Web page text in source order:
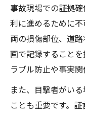
事故現場での証拠
利に進めるために
両の損傷部位、道
画で記録すること
ラブル防止や事実関
また、目撃者がい
ことも重要です。